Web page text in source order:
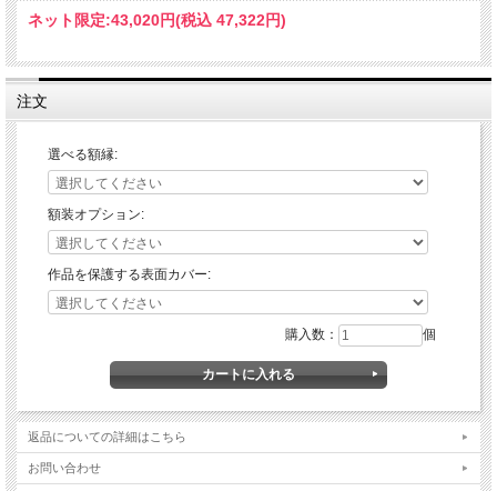
ネット限定:43,020円(税込 47,322円)
注文
選べる額縁:
額装オプション:
作品を保護する表面カバー:
購入数： 個
返品についての詳細はこちら
お問い合わせ